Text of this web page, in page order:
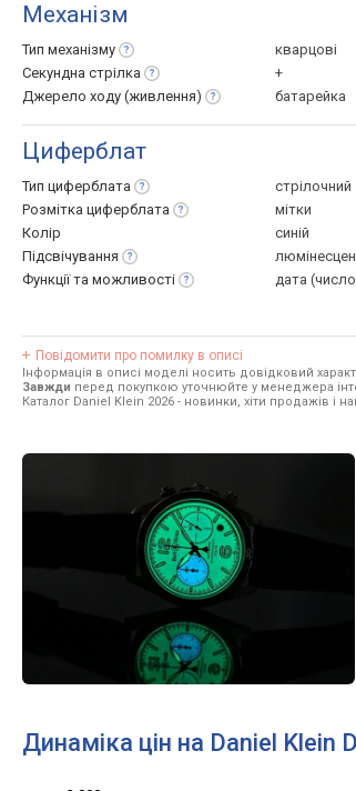
Механізм
Тип механізму
кварцові
Секундна стрілка
+
Джерело ходу (живлення) батарейка
Циферблат
Тип циферблата
стрілочний
Розмітка циферблата
мітки
Колір
синій
Підсвічування
Функції та можливості дата
Повідомити про помилку в описі
Інформація в описі моделі носить довідковий
Завжди перед покупкою уточнюйте у менеджера
Каталог Daniel Klein 2026 - новинки, хіти продажів і
Динаміка цін на Daniel Klein